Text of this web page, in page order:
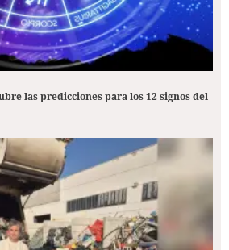
las predicciones para los 12 signos del